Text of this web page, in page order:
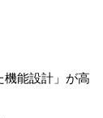
機能設計」が高